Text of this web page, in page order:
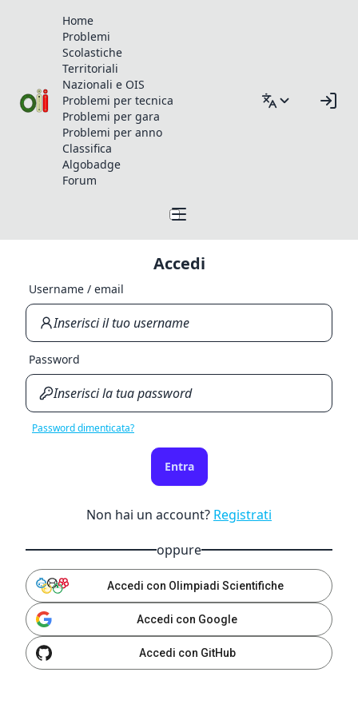
Home
Problemi
Scolastiche
Territoriali
Nazionali e OIS
Problemi per tecnica
Problemi per gara
Problemi per anno
Classifica
Algobadge
Forum
Accedi
Username / email
Password
Password dimenticata?
Entra
Non hai un account? Registrati
oppure
Accedi con Olimpiadi Scientifiche
Accedi con Google
Accedi con GitHub